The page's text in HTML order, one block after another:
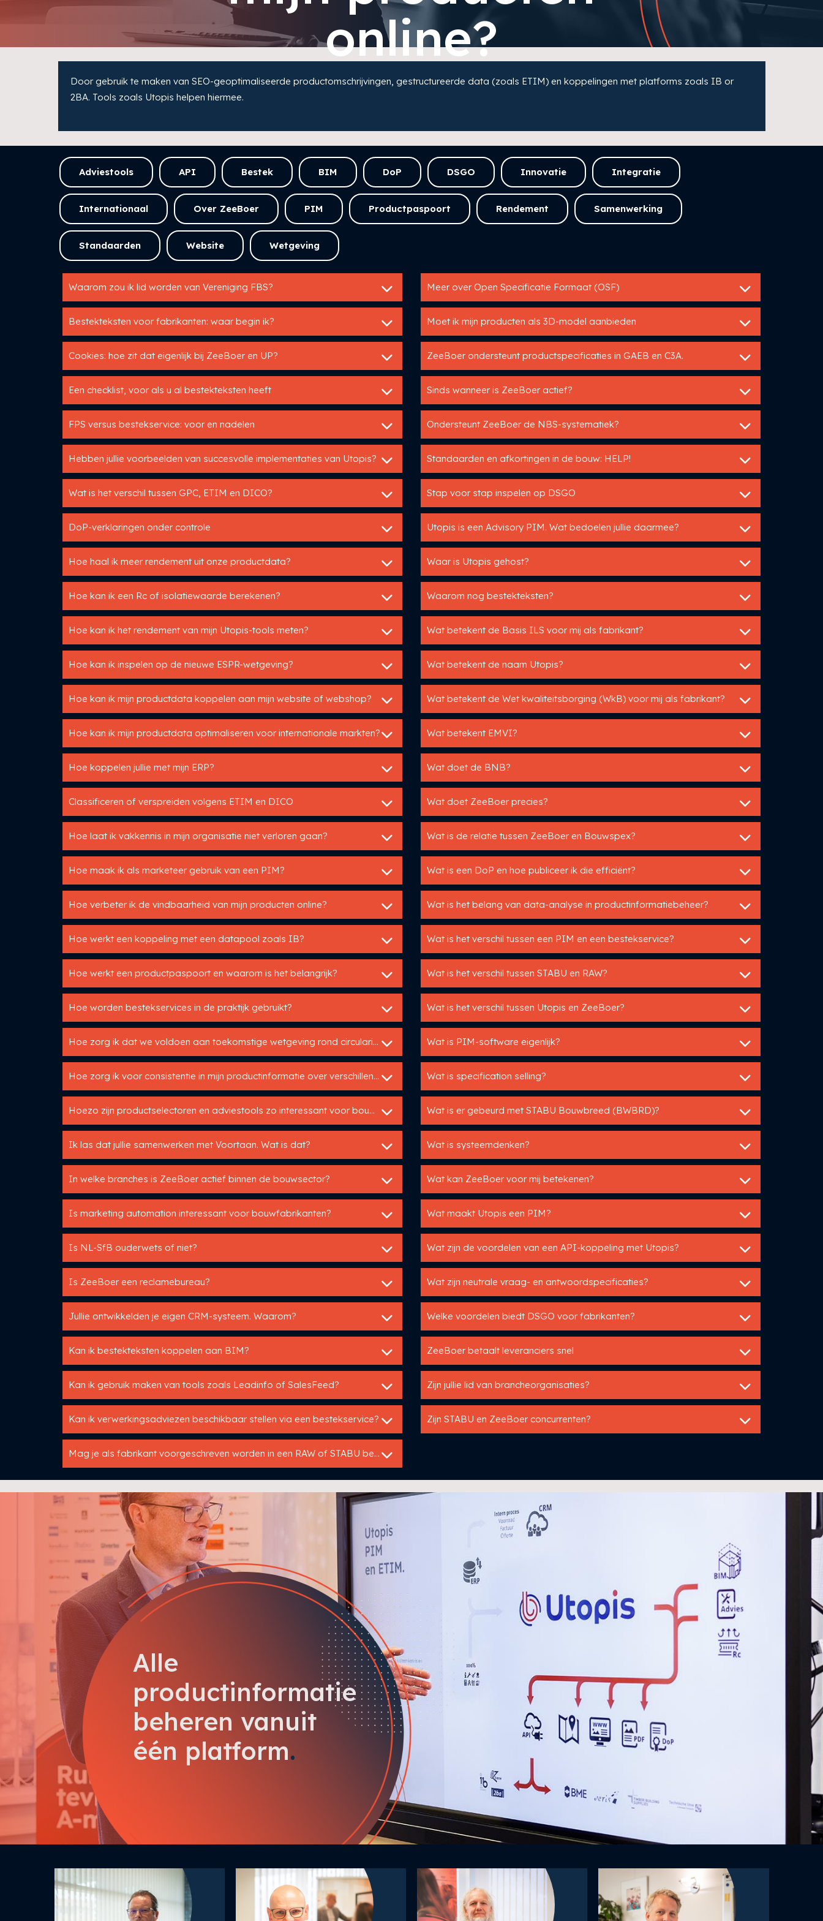
online?
Door gebruik te maken van SEO-geoptimaliseerde productomschrijvingen, gestructureerde data (zoals ETIM) en koppelingen met platforms zoals IB or
2BA. Tools zoals Utopis helpen hiermee.
Adviestools API Bestek BIM DoP DSGO Innovatie Integratie
Internationaal Over ZeeBoer PIM Productpaspoort Rendement Samenwerking
Standaarden Website Wetgeving
Waarom zou ik lid worden van Vereniging FBS?
Bestekteksten voor fabrikanten: waar begin ik?
Cookies: hoe zit dat eigenlijk bij ZeeBoer en UP?
Een checklist, voor als u al bestekteksten heeft
FPS versus bestekservice: voor en nadelen
Hebben jullie voorbeelden van succesvolle implementaties van Utopis?
Wat is het verschil tussen GPC, ETIM en DICO?
DoP-verklaringen onder controle
Hoe haal ik meer rendement uit onze productdata?
Hoe kan ik een Rc of isolatiewaarde berekenen?
Hoe kan ik het rendement van mijn Utopis-tools meten?
Hoe kan ik inspelen op de nieuwe ESPR-wetgeving?
Hoe kan ik mijn productdata koppelen aan mijn website of webshop?
Hoe kan ik mijn productdata optimaliseren voor internationale markten?
Hoe koppelen jullie met mijn ERP?
Classificeren of verspreiden volgens ETIM en DICO
Hoe laat ik vakkennis in mijn organisatie niet verloren gaan?
Hoe maak ik als marketeer gebruik van een PIM?
Hoe verbeter ik de vindbaarheid van mijn producten online?
Hoe werkt een koppeling met een datapool zoals IB?
Hoe werkt een productpaspoort en waarom is het belangrijk?
Hoe worden bestekservices in de praktijk gebruikt?
Hoe zorg ik dat we voldoen aan toekomstige wetgeving rond circulariteit?
Hoe zorg ik voor consistentie in mijn productinformatie over verschillende kanalen?
Hoezo zijn productselectoren en adviestools zo interessant voor bouwfabrikanten?
Ik las dat jullie samenwerken met Voortaan. Wat is dat?
In welke branches is ZeeBoer actief binnen de bouwsector?
Is marketing automation interessant voor bouwfabrikanten?
Is NL-SfB ouderwets of niet?
Is ZeeBoer een reclamebureau?
Jullie ontwikkelden je eigen CRM-systeem. Waarom?
Kan ik bestekteksten koppelen aan BIM?
Kan ik gebruik maken van tools zoals Leadinfo of SalesFeed?
Kan ik verwerkingsadviezen beschikbaar stellen via een bestekservice?
Mag je als fabrikant voorgeschreven worden in een RAW of STABU bestek?
Meer over Open Specificatie Formaat (OSF)
Moet ik mijn producten als 3D-model aanbieden
ZeeBoer ondersteunt productspecificaties in GAEB en C3A.
Sinds wanneer is ZeeBoer actief?
Ondersteunt ZeeBoer de NBS-systematiek?
Standaarden en afkortingen in de bouw: HELP!
Stap voor stap inspelen op DSGO
Utopis is een Advisory PIM. Wat bedoelen jullie daarmee?
Waar is Utopis gehost?
Waarom nog bestekteksten?
Wat betekent de Basis ILS voor mij als fabrikant?
Wat betekent de naam Utopis?
Wat betekent de Wet kwaliteitsborging (WkB) voor mij als fabrikant?
Wat betekent EMVI?
Wat doet de BNB?
Wat doet ZeeBoer precies?
Wat is de relatie tussen ZeeBoer en Bouwspex?
Wat is een DoP en hoe publiceer ik die efficiënt?
Wat is het belang van data-analyse in productinformatiebeheer?
Wat is het verschil tussen een PIM en een bestekservice?
Wat is het verschil tussen STABU en RAW?
Wat is het verschil tussen Utopis en ZeeBoer?
Wat is PIM-software eigenlijk?
Wat is specification selling?
Wat is er gebeurd met STABU Bouwbreed (BWBRD)?
Wat is systeemdenken?
Wat kan ZeeBoer voor mij betekenen?
Wat maakt Utopis een PIM?
Wat zijn de voordelen van een API-koppeling met Utopis?
Wat zijn neutrale vraag- en antwoordspecificaties?
Welke voordelen biedt DSGO voor fabrikanten?
ZeeBoer betaalt leveranciers snel
Zijn jullie lid van brancheorganisaties?
Zijn STABU en ZeeBoer concurrenten?
Alle
productinformatie
beheren vanuit
één platform.